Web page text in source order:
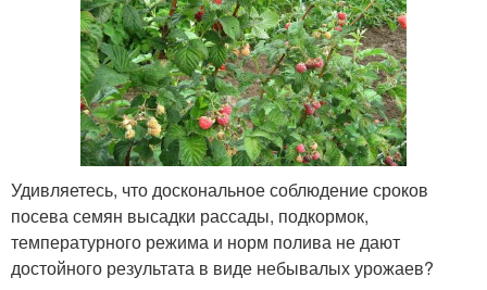
Удивляетесь, что доскональное соблюдение сроков
посева семян высадки рассады, подкормок,
температурного режима и норм полива не дают
достойного результата в виде небывалых урожаев?